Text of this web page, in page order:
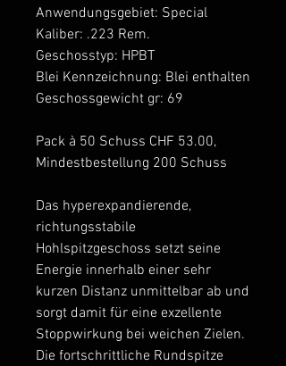
Anwendungsgebiet: Special
Kaliber: .223 Rem.
Geschosstyp: HPBT
Blei Kennzeichnung: Blei enthalten
Geschossgewicht gr: 69
Pack à 50 Schuss CHF 53.00,
Mindestbestellung 200 Schuss
Das hyperexpandierende,
richtungsstabile
Hohlspitzgeschoss setzt seine
Energie innerhalb einer sehr
kurzen Distanz unmittelbar ab und
sorgt damit für eine exzellente
Stoppwirkung bei weichen Zielen.
Die fortschrittliche Rundspitze